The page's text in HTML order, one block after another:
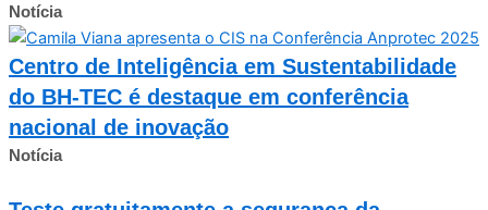
Notícia
Centro de Inteligência em Sustentabilidade
do BH-TEC é destaque em conferência
nacional de inovação
Notícia